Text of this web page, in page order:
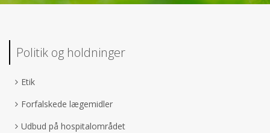
Politik og holdninger
Etik
Forfalskede lægemidler
Udbud på hospitalområdet